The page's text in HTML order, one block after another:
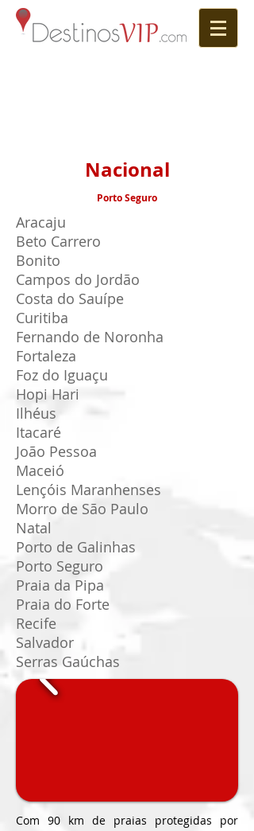
Nacional
Porto Seguro
Aracaju
Beto Carrero
Bonito
Campos do Jordão
Costa do Sauípe
Curitiba
Fernando de Noronha
Fortaleza
Foz do Iguaçu
Hopi Hari
Ilhéus
Itacaré
João Pessoa
Maceió
Lençóis Maranhenses
Morro de São Paulo
Natal
Porto de Galinhas
Porto Seguro
Praia da Pipa
Praia do Forte
Recife
Salvador
Serras Gaúchas
Com 90 km de praias protegidas por